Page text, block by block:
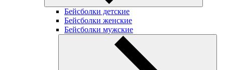
Бейсболки детские
Бейсболки женские
Бейсболки мужские